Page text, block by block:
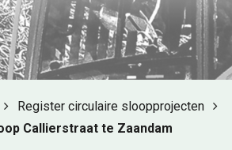
Register circulaire sloopprojecten
Callierstraat te Zaandam